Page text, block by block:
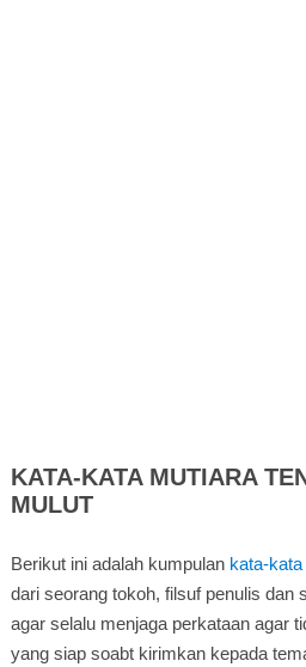
KATA-KATA MUTIARA
MULUT
Berikut ini adalah kumpulan kata-
dari seorang tokoh, filsuf penulis dan
agar selalu menjaga perkataan agar
yang siap soabt kirimkan kepada